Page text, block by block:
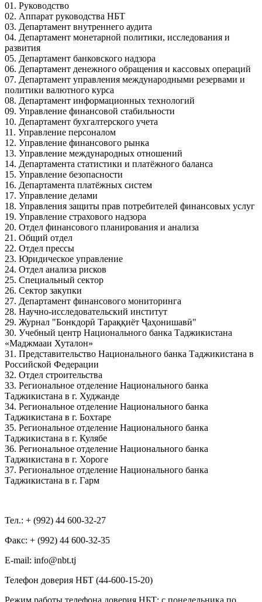
01. Руководство
02. Аппарат руководства НБТ
03. Департамент внутреннего аудита
04. Департамент монетарной политики, исследования и
развития
05. Департамент банковского надзора
06. Департамент денежного обращения и кассовых операций
07. Департамент управления международными резервами и
политики валютного курса
08. Департамент информационных технологий
09. Управление финансовой стабильности
10. Департамент бухгалтерского учета
11. Управление персоналом
12. Управление финансового рынка
13. Управление международных отношений
14. Департамента статистики и платёжного баланса
15. Управление безопасности
16. Департамента платёжных систем
17. Управление делами
18. Управления защиты прав потребителей финансовых услуг
19. Управление страхового надзора
20. Отдел финансового планирования и анализа
21. Общий отдел
22. Отдел прессы
23. Юридическое управление
24. Отдел анализа рисков
25. Специальный сектор
26. Сектор закупки
27. Департамент финансового мониторинга
28. Научно-исследовательский институт
29. Журнал "Бонкдорӣ Тараққиёт Ҷаҳонишавӣ"
30. Учебный центр Национального банка Таджикистана
«Маджмааи Хуталон»
31. Представительство Национального банка Таджикистана в
Российской Федерации
32. Отдел строительства
33. Региональное отделение Национального банка
Таджикистана в г. Худжанде
34. Региональное отделение Национального банка
Таджикистана в г. Бохтаре
35. Региональное отделение Национального банка
Таджикистана в г. Кулябе
36. Региональное отделение Национального банка
Таджикистана в г. Хороге
37. Региональное отделение Национального банка
Таджикистана в г. Гарм
Тел.: + (992) 44 600-32-27
Факс: + (992) 44 600-32-35
Е-mail: info@nbt.tj
Телефон доверия НБТ (44-600-15-20)